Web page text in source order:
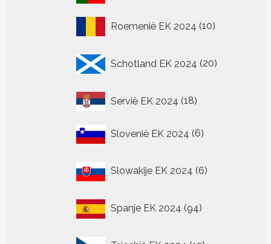
Roemenië EK 2024 1010
Schotland EK 2024 20
producten
Servië EK 2024 1818
Slovenië EK 2024 66
Slowakije EK 2024 6
producten
Spanje EK 2024 9494